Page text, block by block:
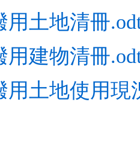
用土地清冊
用建物清冊
用土地使用現